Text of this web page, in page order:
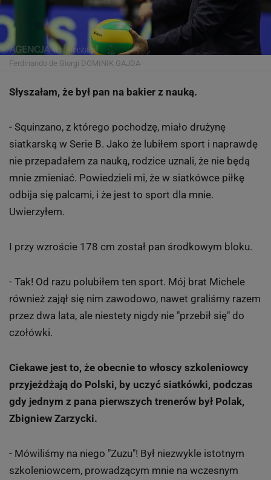
Ferdinando de Giorgi DOMINIK GAJDA
Słyszałam, że był pan na bakier z nauką.
- Squinzano, z którego pochodzę, miało drużynę
siatkarską w Serie B. Jako że lubiłem sport i naprawdę
nie przepadałem za nauką, rodzice uznali, że nie będą
mnie zmieniać. Powiedzieli mi, że w siatkówce piłkę
odbija się palcami, i że jest to sport dla mnie.
Uwierzyłem.
I przy wzroście 178 cm został pan środkowym bloku.
- Tak! Od razu polubiłem ten sport. Mój brat Michele
również zajął się nim zawodowo, nawet graliśmy razem
przez dwa lata, ale niestety nigdy nie "przebił się" do
czołówki.
Ciekawe jest to, że obecnie to włoscy szkoleniowcy
przyjeżdżają do Polski, by uczyć siatkówki, podczas
gdy jednym z pana pierwszych trenerów był Polak,
Zbigniew Zarzycki.
- Mówiliśmy na niego "Zuzu"! Był niezwykle istotnym
szkoleniowcem, prowadzącym mnie na wczesnym